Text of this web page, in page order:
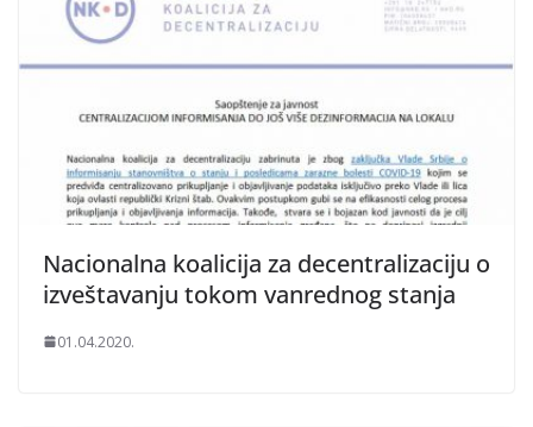
Nacionalna koalicija za decentralizaciju o
izveštavanju tokom vanrednog stanja
01.04.2020.